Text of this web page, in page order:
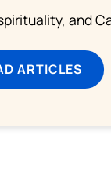
and
ARTICLES